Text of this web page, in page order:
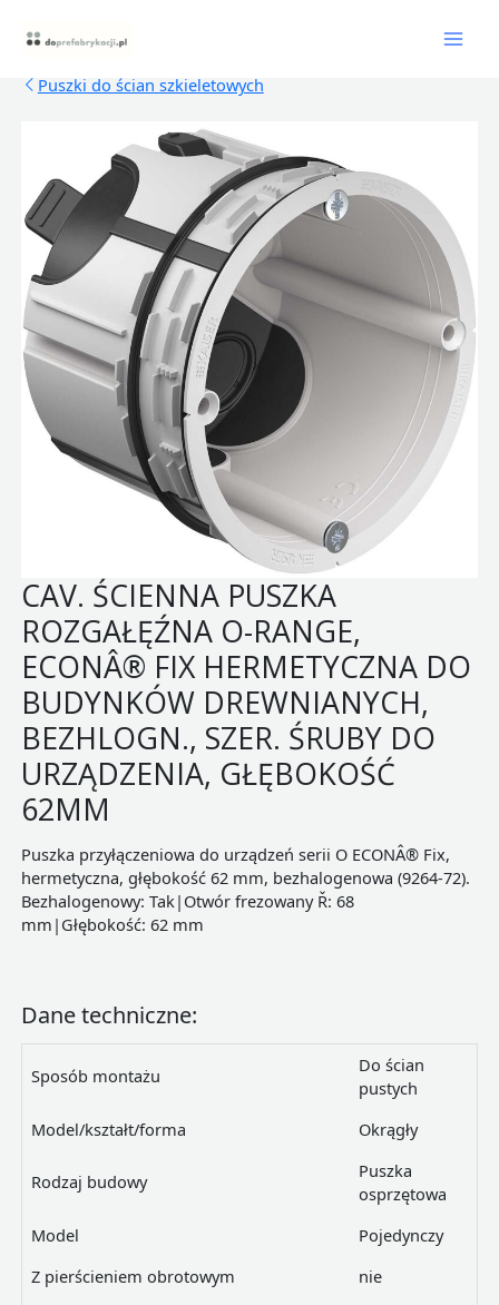
Puszki do ścian szkieletowych
CAV. ŚCIENNA PUSZKA
ROZGAŁĘŹNA O-RANGE,
ECONÂ® FIX HERMETYCZNA DO
BUDYNKÓW DREWNIANYCH,
BEZHLOGN., SZER. ŚRUBY DO
URZĄDZENIA, GŁĘBOKOŚĆ
62MM
Puszka przyłączeniowa do urządzeń serii O ECONÂ® Fix,
hermetyczna, głębokość 62 mm, bezhalogenowa (9264-72).
Bezhalogenowy: Tak|Otwór frezowany Ř: 68
mm|Głębokość: 62 mm
Dane techniczne:
Sposób montażu
Do ścian
pustych
Model/kształt/forma
Okrągły
Rodzaj budowy
Puszka
osprzętowa
Model
Pojedynczy
Z pierścieniem obrotowym
nie